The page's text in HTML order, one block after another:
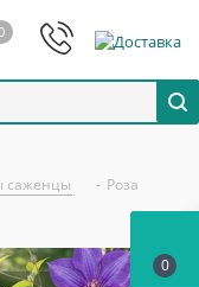
саженцы - Роза
0